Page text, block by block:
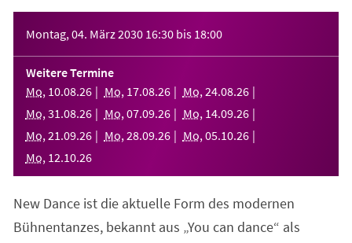
Montag, 04. März 2030 16:30 bis 18:00
Weitere Termine
Mo, 10.08.26 Mo, 17.08.26 Mo, 24.08.26
Mo, 31 .08.26 Mo, 07.09.26 Mo, 14.09.26
Mo, 21 .09.26 Mo, 28.09.26 Mo, 05.10.26
Mo, 12.10.26
New Dance ist die aktuelle Form des modernen
Bühnentanzes, bekannt aus „You can dance“ als